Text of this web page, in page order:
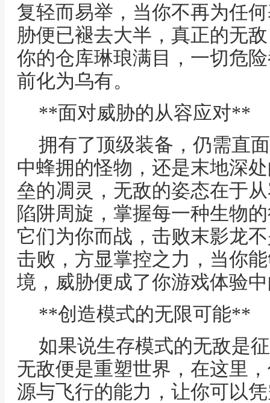
复轻而易举，当你不再为任
胁便已褪去大半，真正的无
你的仓库琳琅满目，一切危
前化为乌有。
**面对威胁的从容应对**
拥有了顶级装备，仍需直
中蜂拥的怪物，还是末地深
垒的凋灵，无敌的姿态在于
陷阱周旋，掌握每一种生物
它们为你而战，击败末影龙
击败，方显掌控之力，当你
境，威胁便成了你游戏体验
**创造模式的无限可能**
如果说生存模式的无敌是
无敌便是重塑世界，在这里
源与飞行的能力，让你可以